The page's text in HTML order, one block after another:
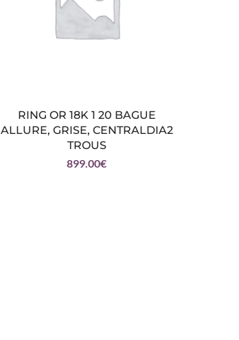
RING OR 18K 1 20 BAGUE
ALLURE, GRISE, CENTRALDIA2
TROUS
899.00€